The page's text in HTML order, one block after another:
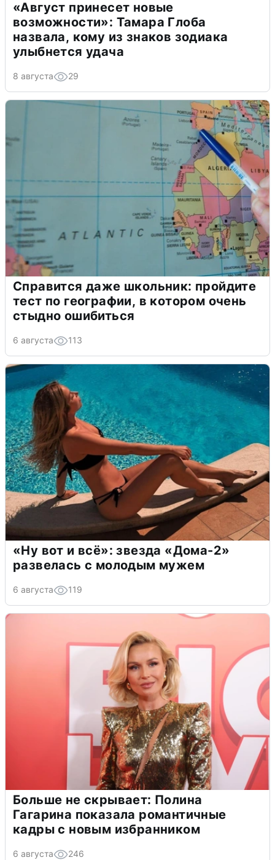
«Август принесет новые
возможности»: Тамара Глоба
назвала, кому из знаков зодиака
улыбнется удача
8 августа 29
Справится даже школьник: пройдите
тест по географии, в котором очень
стыдно ошибиться
6 августа 113
«Ну вот и всё»: звезда «Дома-2»
развелась с молодым мужем
6 августа 119
Больше не скрывает: Полина
Гагарина показала романтичные
кадры с новым избранником
6 августа 246